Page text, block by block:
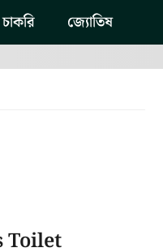
চাকরি জ্যোতিষ
Toilet